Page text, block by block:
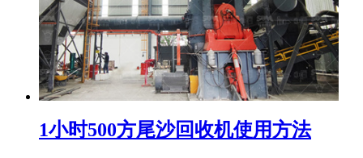
1小时500方尾沙回收机使用方法